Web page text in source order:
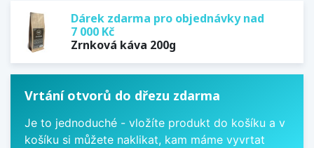
Dárek zdarma pro objednávky nad
7 000 Kč
Zrnková káva 200g
Vrtání otvorů do dřezu zdarma
Je to jednoduché - vložíte produkt do košíku a v
košíku si můžete naklikat, kam máme vyvrtat